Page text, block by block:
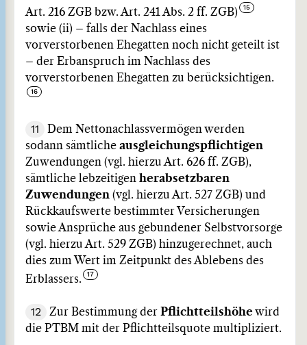
Art. 216 ZGB bzw. Art. 241 Abs. 2 ff. ZGB)
sowie (ii) – falls der Nachlass eines
vorverstorbenen Ehegatten noch nicht geteilt ist
– der Erbanspruch im Nachlass des
vorverstorbenen Ehegatten zu berücksichtigen.
11
Dem Nettonachlassvermögen werden
sodann sämtliche ausgleichungspflichtigen
Zuwendungen (vgl. hierzu Art. 626 ff. ZGB),
sämtliche lebzeitigen herabsetzbaren
Zuwendungen (vgl. hierzu Art. 527 ZGB) und
Rückkaufswerte bestimmter Versicherungen
sowie Ansprüche aus gebundener Selbstvorsorge
(vgl. hierzu Art. 529 ZGB) hinzugerechnet, auch
dies zum Wert im Zeitpunkt des Ablebens des
Erblassers.
12 Zur Bestimmung der Pflichtteilshöhewird
die PTBM mit der Pflichtteilsquote multipliziert.